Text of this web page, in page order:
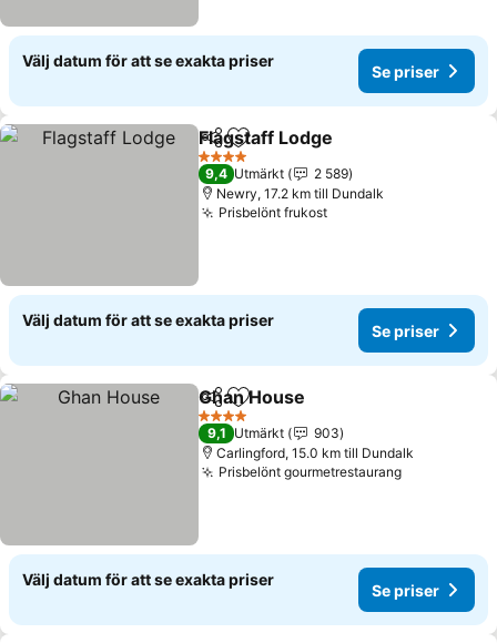
Välj datum för att se exakta priser
Se priser
Dela Lägg till i Mina Favoriter
Flagstaff Lodge
4 Stjärnor
9,4 Utmärkt
2 589
Newry, 17.2 km till Dundalk
Prisbelönt frukostSe priser
Välj datum för att se exakta priser
Se priser
Dela Lägg till i Mina Favoriter
Ghan House
4 Stjärnor
9,1 Utmärkt
903
Carlingford, 15.0 km till Dundalk
Prisbelönt gourmetrestaurangSe priser
Välj datum för att se exakta priser
Se priser